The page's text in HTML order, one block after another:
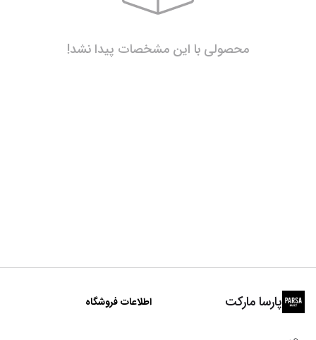
محصولی با این مشخصات پیدا نشد!
پارسا مارکت اطلاعات فروشگاه